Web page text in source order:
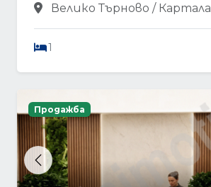
Велико Търново / Картала
1
Previous
Продажба